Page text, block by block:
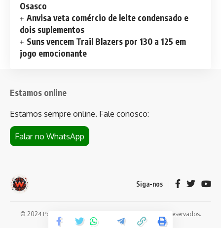
Osasco
Anvisa veta comércio de leite condensado e
dois suplementos
Suns vencem Trail Blazers por 130 a 125 em
jogo emocionante
Estamos online
Estamos sempre online. Fale conosco:
Falar no WhatsApp
Siga-nos
© 2024 Portal de notícias Web Flush. Todos os direitos reservados.
Conheça
Bet da Sorte.